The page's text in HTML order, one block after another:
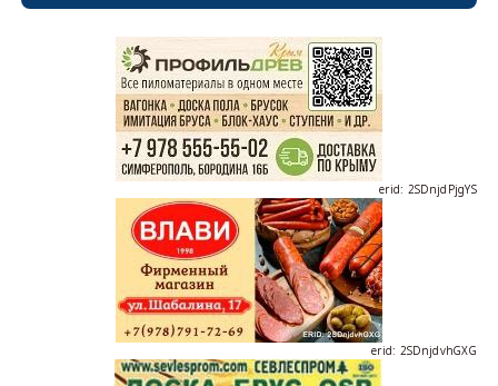
erid: 2SDnjdPjgYS
erid: 2SDnjdvhGXG